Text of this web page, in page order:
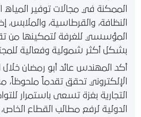
الممكنة في مجالات توفير المياه
النظافة، والقرطاسية، والملابس،
المؤسسي للغرفة لتمكينها من
بشكل أكثر شمولية وفعالية
أكد المهندس عائد أبو رمضان خلال
الإلكتروني تحقق تقدماً ملحوظاً،
التجارية بغزة تسعى باستمرار
الدولية لرفع مطالب القطاع